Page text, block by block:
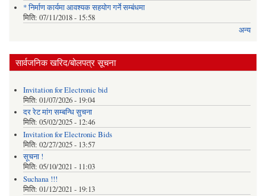
* निर्माण कार्यमा आवश्यक सहयोग गर्ने सम्बंधमा
मिति: 07/11/2018 - 15:58
अन्य
सार्वजनिक खरिद/बोलपत्र सूचना
Invitation for Electronic bid
मिति: 01/07/2026 - 19:04
दर रेट मांग सम्बन्धि सुचना
मिति: 05/02/2025 - 12:46
Invitation for Electronic Bids
मिति: 02/27/2025 - 13:57
सूचना !
मिति: 05/10/2021 - 11:03
Suchana !!!
मिति: 01/12/2021 - 19:13